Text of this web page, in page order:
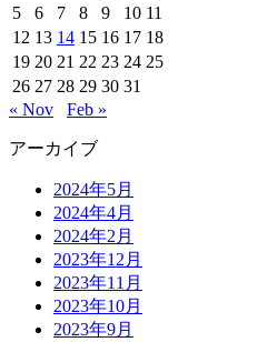
5
6 7 8 9 10 11
12 13 14 15 16 17 18
19 20 21 22 23 24 25
26 27 28 29 30 31
« Nov
Feb »
アーカイブ
2024年5月
2024年4月
2024年2月
2023年12月
2023年11月
2023年10月
2023年9月